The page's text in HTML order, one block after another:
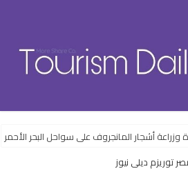
تعتمد الموازنة التقديرية لعام 2026/2027
توريزم ديلى نيوز